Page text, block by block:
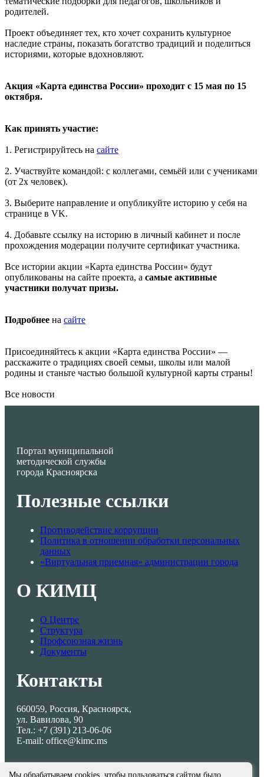
родителей.
Проект объединяет тех, кто хочет сохранить культурное
наследие страны, показать богатство традиций и поделиться
историями, которые вдохновляют.
Акция «Карта единства России» проходит с 15 мая по 15
октября.
Как принять участие:
1. Регистрируйтесь на сайте
2. Участвуйте командой: с коллегами, семьёй или с учениками
(от 2х человек).
3. Выберите направление и опубликуйте историю у себя на
странице в VK.
4. Добавьте ссылку на историю в личный кабинет и после
прохождения модерации получите сертификат участника.
Все истории акции «Карта единства России» будут
опубликованы на сайте проекта, а самые активные
участники получат призы.
Подробнее на сайте
Присоединяйтесь к акции «Карта единства России» —
расскажите о традициях своей семьи, школы или малой
родины и станьте частью большой культурной карты страны!
Все новости
Портал муниципальной
методической службы
города Красноярска
Полезные ссылки
Противодействие коррупции
Политика в отношении обработки персональных
данных
«Виртуальная приемная» администрации города
О КИМЦ
О Центре
Структура
Профсоюзная жизнь
Документы
Контакты
660059, Россия, Красноярск,
ул. Вавилова, 90
Тел.: +7 (391) 213-06-06
E-mail: office@kimc.ms
Мы обрабатываем cookies, чтобы пользоваться сайтом было